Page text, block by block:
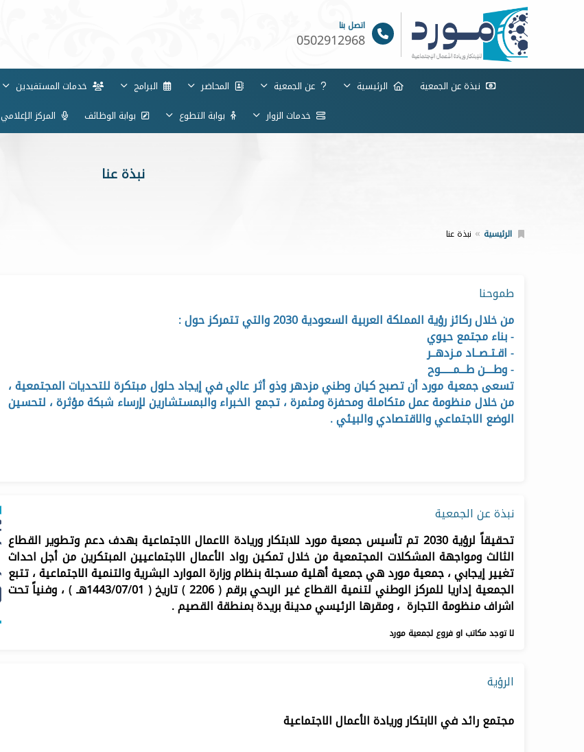
اتصل بنا
0502912968
نبذة عن الجمعية الرئيسية عن الجمعية المحاضر البرامج خدمات المستفيدين
خدمات الزوار
بوابة التطوع بوابة الوظائف المركز الإعلامي
نبذة عنا
الرئيسية نبذة عنا
طموحنا
من خلال ركائز رؤية المملكة العربية السعودية 2030 والتي تتمركز حول :
- بناء مجتمع حيوي
- اقـتـصــاد مـزدهــر
- وطــــن طـــمــــــوح
تسعى جمعية مورد أن تصبح كيان وطني مزدهر وذو أثر عالي في إيجاد حلول مبتكرة للتحديات المجتمعية ،
من خلال منظومة عمل متكاملة ومحفزة ومثمرة ، تجمع الخبراء والبمستشارين لإرساء شبكة مؤثرة ، لتحسين
الوضع الاجتماعي والاقتصادي والبيئي .
نبذة عن الجمعية
تحقيقاً لرؤية 2030 تم تأسيس جمعية مورد للابتكار وريادة الاعمال الاجتماعية بهدف دعم وتطوير القطاع
الثالث ومواجهة المشكلات المجتمعية من خلال تمكين رواد الأعمال الاجتماعيين المبتكرين من أجل احداث
تغيير إيجابي ، جمعية مورد هي جمعية أهلية مسجلة بنظام وزارة الموارد البشرية والتنمية الاجتماعية ، تتبع
الجمعية إداريا للمركز الوطني لتنمية القطاع غير الربحي برقم ( 2206 ) تاريخ ( 1443/07/01هـ ) ، وفنياً تحت
اشراف منظومة التجارة ، ومقرها الرئيسي مدينة بريدة بمنطقة القصيم .
لا توجد مكاتب او فروع لجمعية مورد
الرؤية
مجتمع رائد في الابتكار وريادة الأعمال الاجتماعية